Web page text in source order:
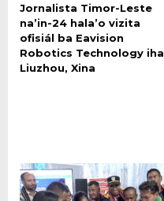
Jornalista Timor-Leste
na’in-24 hala’o vizita
ofisiál ba Eavision
Robotics Technology iha
Liuzhou, Xina